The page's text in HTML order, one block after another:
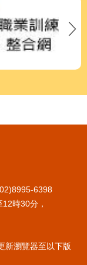
6398
時30分，
新瀏覽器至以下版